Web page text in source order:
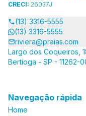
CRECI: 26037J
(13) 3316-5555
(13) 3316-5555
riviera@praias.com
Largo dos Coqueiros,
Bertioga - SP - 11262-
Navegação rápida
Home